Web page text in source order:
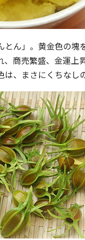
ん」。黄金色の塊
、商売繁盛、金運上
、まさにくちなし